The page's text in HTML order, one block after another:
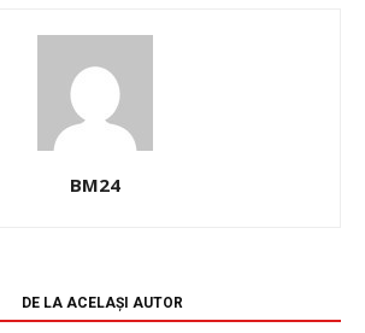
BM24
DE LA ACELAȘI AUTOR